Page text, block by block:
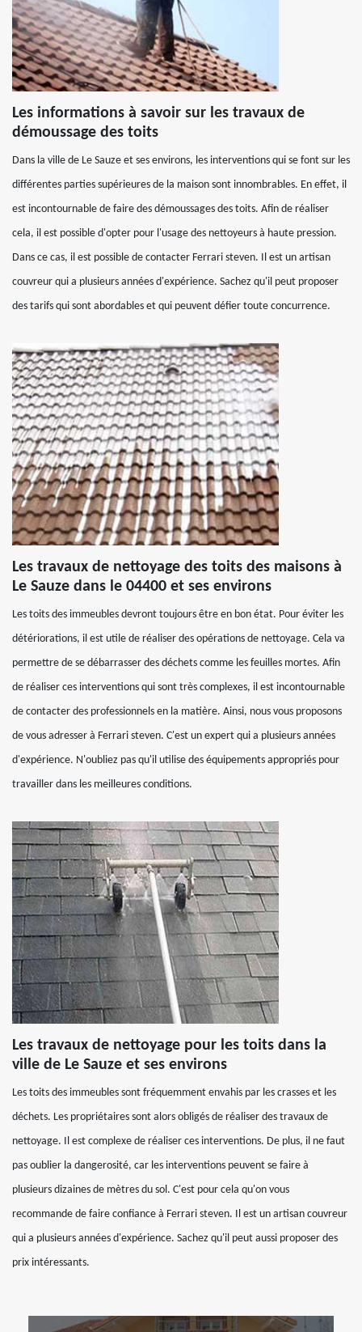
Les informations à savoir sur les travaux de
démoussage des toits
Dans la ville de Le Sauze et ses environs, les interventions qui se font sur les
différentes parties supérieures de la maison sont innombrables. En effet, il
est incontournable de faire des démoussages des toits. Afin de réaliser
cela, il est possible d'opter pour l'usage des nettoyeurs à haute pression.
Dans ce cas, il est possible de contacter Ferrari steven. Il est un artisan
couvreur qui a plusieurs années d'expérience. Sachez qu'il peut proposer
des tarifs qui sont abordables et qui peuvent défier toute concurrence.
Les travaux de nettoyage des toits des maisons à
Le Sauze dans le 04400 et ses environs
Les toits des immeubles devront toujours être en bon état. Pour éviter les
détériorations, il est utile de réaliser des opérations de nettoyage. Cela va
permettre de se débarrasser des déchets comme les feuilles mortes. Afin
de réaliser ces interventions qui sont très complexes, il est incontournable
de contacter des professionnels en la matière. Ainsi, nous vous proposons
de vous adresser à Ferrari steven. C'est un expert qui a plusieurs années
d'expérience. N'oubliez pas qu'il utilise des équipements appropriés pour
travailler dans les meilleures conditions.
Les travaux de nettoyage pour les toits dans la
ville de Le Sauze et ses environs
Les toits des immeubles sont fréquemment envahis par les crasses et les
déchets. Les propriétaires sont alors obligés de réaliser des travaux de
nettoyage. Il est complexe de réaliser ces interventions. De plus, il ne faut
pas oublier la dangerosité, car les interventions peuvent se faire à
plusieurs dizaines de mètres du sol. C'est pour cela qu'on vous
recommande de faire confiance à Ferrari steven. Il est un artisan couvreur
qui a plusieurs années d'expérience. Sachez qu'il peut aussi proposer des
prix intéressants.